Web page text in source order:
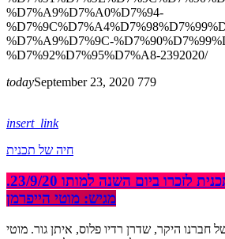
%D7%A9%D7%A0%D7%94-
%D7%A9%D7%9C-
%D7%92%D7%95%D7%A8-2392020/
todaySeptember 23, 2020 779
insert_link
חיה של תכנית
זוכרים את איתן – תכנית לזכרו ביום השנה למותו 23/9/20.
מגיש: מוטי הייפרמן
חברנו היקר, שדרן רדיו פלוס, איתן גור. מוטי